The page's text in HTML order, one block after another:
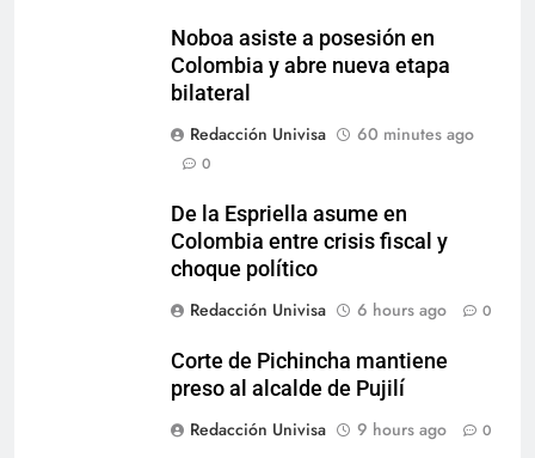
Noboa asiste a posesión en
Colombia y abre nueva etapa
bilateral
Redacción Univisa
60 minutes ago
0
De la Espriella asume en
Colombia entre crisis fiscal y
choque político
Redacción Univisa
6 hours ago 0
Corte de Pichincha mantiene
preso al alcalde de Pujilí
Redacción Univisa
9 hours ago 0